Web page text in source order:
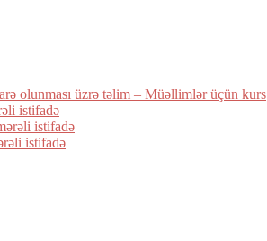
olunması üzrə təlim – Müəllimlər üçün kurs
istifadə
istifadə
istifadə